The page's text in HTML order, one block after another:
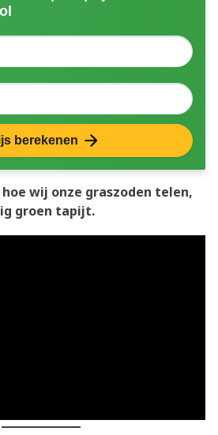
berekenen
wij onze graszoden telen,
groen tapijt.